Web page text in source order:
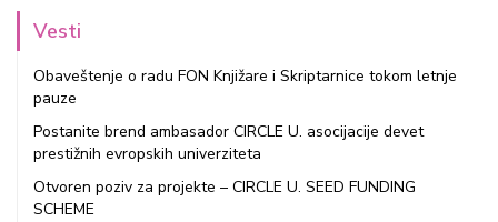
Vesti
Obaveštenje o radu FON Knjižare i Skriptarnice tokom letnje
pauze
Postanite brend ambasador CIRCLE U. asocijacije devet
prestižnih evropskih univerziteta
Otvoren poziv za projekte – CIRCLE U. SEED FUNDING
SCHEME